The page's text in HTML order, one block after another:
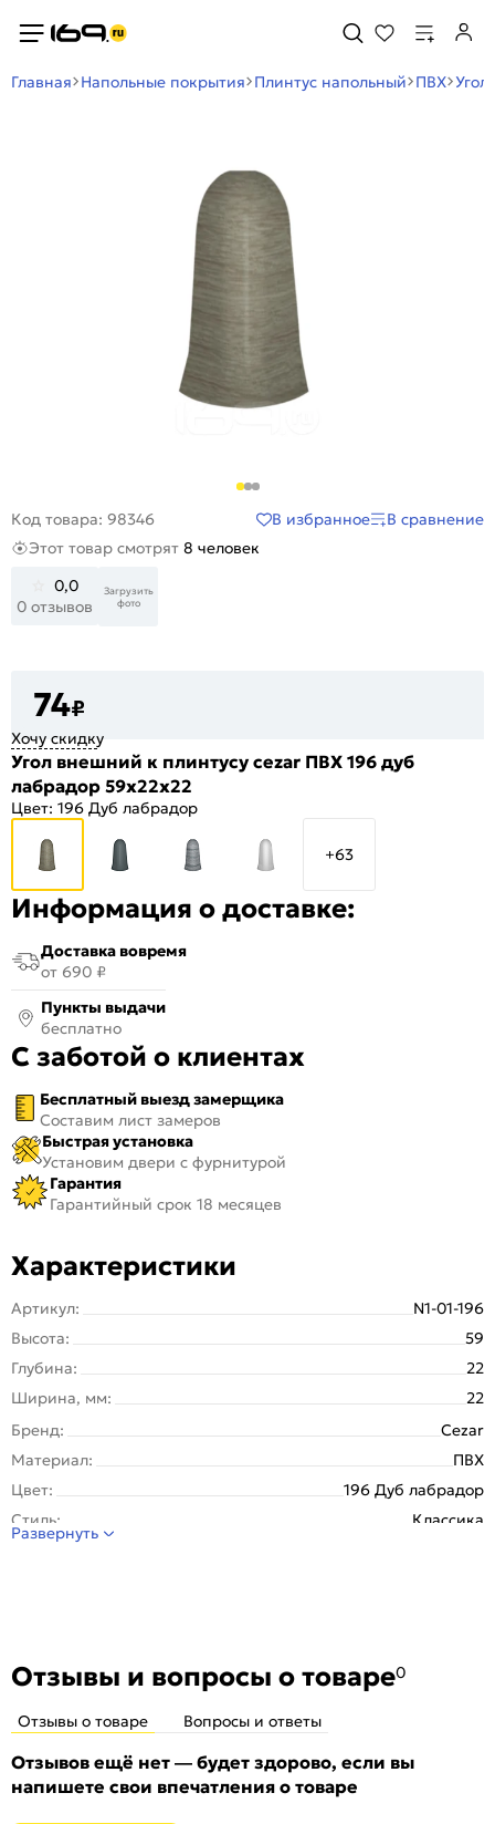
Главная Напольные покрытия Плинтус напольный ПВХ
Код товара: 98346 В избранное
В сравнение
Этот товар смотрят 8 человек
0,0
0 отзывов
Загрузить
фото
74₽
Хочу скидку
Угол внешний к плинтусу cezar ПВХ 196 дуб
лабрадор 59x22x22
Цвет: 196 Дуб лабрадор
+63
Информация о доставке:
Доставка вовремя
от 690 ₽
Пункты выдачи
бесплатно
С заботой о клиентах
Бесплатный выезд замерщика
Составим лист замеров
Быстрая установка
Установим двери с фурнитурой
Гарантия
Гарантийный срок 18 месяцев
Характеристики
Артикул:
N1-01-196
Высота:
59
Глубина:
22
Ширина, мм:
22
Бренд:
Cezar
Материал:
ПВХ
Цвет:
196 Дуб лабрадор
Стиль:
Классика
Развернуть
Отзывы и вопросы о товаре0
Отзывы о товаре Вопросы и ответы
Отзывов ещё нет — будет здорово, если вы
напишете свои впечатления о товаре